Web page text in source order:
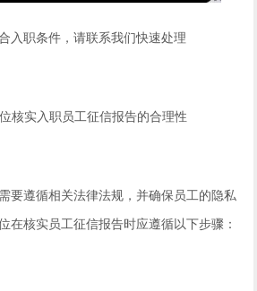
入职条件，请联系我们快速处理
核实入职员工征信报告的合理性
要遵循相关法律法规，并确保员工的隐私
在核实员工征信报告时应遵循以下步骤：